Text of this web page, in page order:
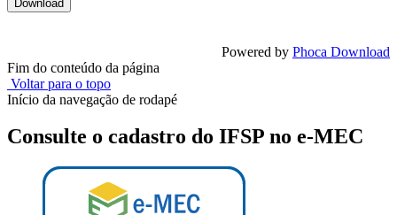
Powered by Phoca Download
Fim do conteúdo da página
Voltar para o topo
Início da navegação de rodapé
Consulte o cadastro do IFSP no e-MEC